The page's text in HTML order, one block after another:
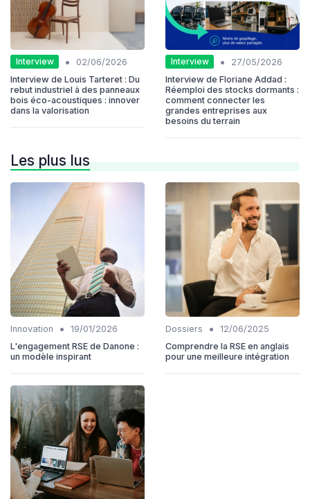
Interview •
02/06/2026
Interview de Louis Tarteret : Du
rebut industriel à des panneaux
bois éco-acoustiques : innover
dans la valorisation
Interview •
27/05/2026
Interview de Floriane Addad :
Réemploi des stocks dormants :
comment connecter les
grandes entreprises aux
besoins du terrain
Les plus lus
Innovation •
19/01/2026
L'engagement RSE de Danone :
un modèle inspirant
Dossiers •
12/06/2025
Comprendre la RSE en anglais
pour une meilleure intégration